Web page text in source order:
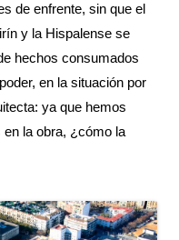
de enfrente, sin que el
y la Hispalense se
hechos consumados
en la situación por
ya que hemos
la obra, ¿cómo la